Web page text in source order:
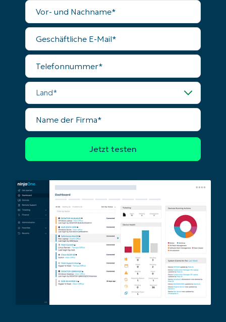
Vollständiger
Name
Geschäftliche
Mail
Telefonnummer
Land
Name
der
Firma
Phone
number*
Land
Company
name*